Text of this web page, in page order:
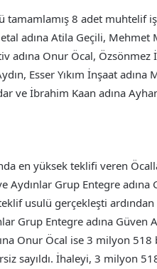
8 adet muhtelif
adına Atila Geçili, Mehmet
adına Onur Öcal, Özsönmez
Esser Yıkım İnşaat adına
ve İbrahim Kaan adına
en yüksek teklifi veren
Grup Entegre adına
usulü gerçekleşti
Grup Entegre adına Güven
Onur Öcal ise 3 milyon 518
sayıldı. İhaleyi, 3 milyon